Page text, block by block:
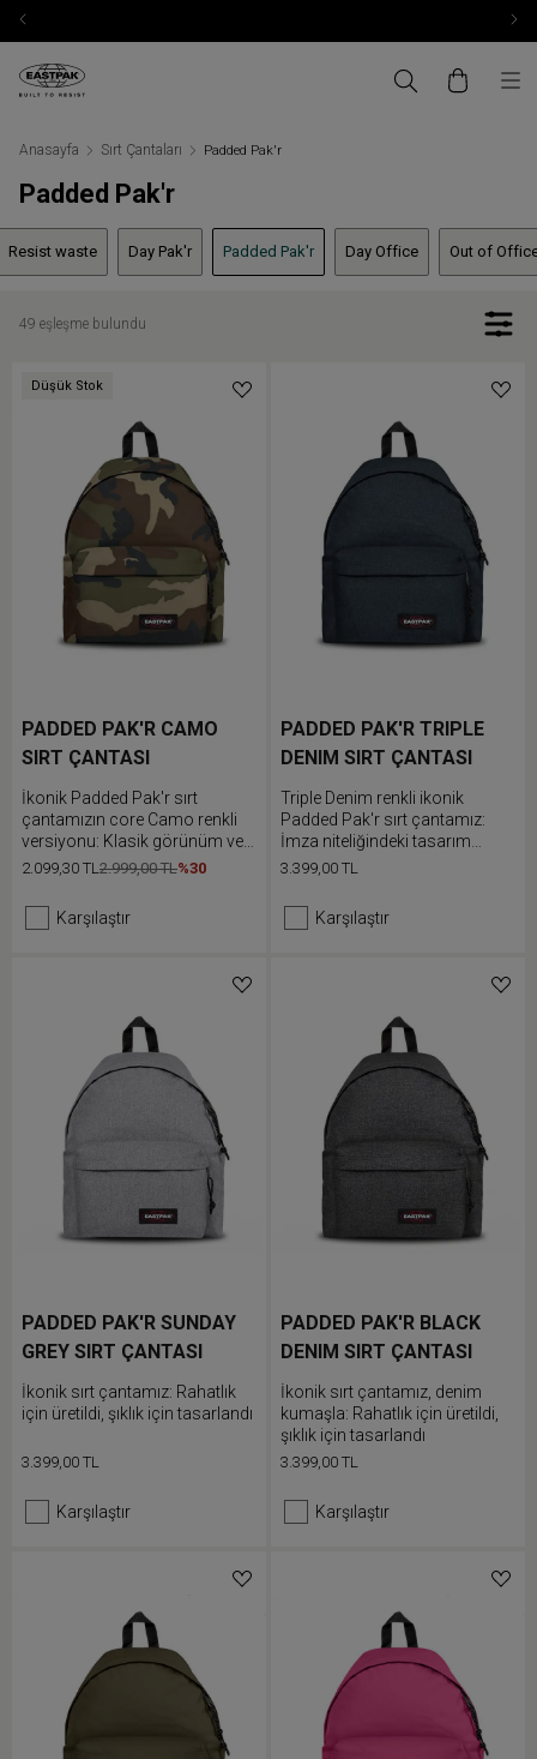
Anasayfa Sırt Çantaları Padded Pak'r
Padded Pak'r
Resist waste Day Pak'r Padded Pak'r Day Office Out of
49 eşleşme bulundu
Düşük Stok
PADDED PAK'R CAMO
SIRT ÇANTASI
İkonik Padded Pak'r sırt
çantamızın core Camo renkli
versiyonu: Klasik görünüm ve
rahat tasarım
2.099,30 TL 2.999,00 TL%30
Karşılaştır
PADDED PAK'R TRIPLE
DENIM SIRT ÇANTASI
Triple Denim renkli ikonik
Padded Pak'r sırt çantamız:
İmza niteliğindeki tasarım
anlayışımızla rahatlık için
3.399,00 TL
Karşılaştır
PADDED PAK'R SUNDAY
GREY SIRT ÇANTASI
İkonik sırt çantamız: Rahatlık
için üretildi, şıklık için tasarlandı
3.399,00 TL
Karşılaştır
PADDED PAK'R BLACK
DENIM SIRT ÇANTASI
İkonik sırt çantamız, denim
kumaşla: Rahatlık için üretildi,
şıklık için tasarlandı
3.399,00 TL
Karşılaştır